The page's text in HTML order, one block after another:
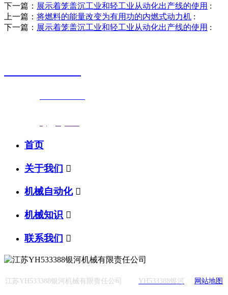
下一篇： 展示着笼盖沉工业和轻工业从动化出产线的使用 :
上一篇： 将燃料的能量改变为有用功的内燃式动力机 :
下一篇： 展示着笼盖沉工业和轻工业从动化出产线的使用 :
首页
关于我们 
机械自动化 
机械知识 
联系我们 
江苏YH533388银河机械有限责任公司 YH533388银河 网站地图